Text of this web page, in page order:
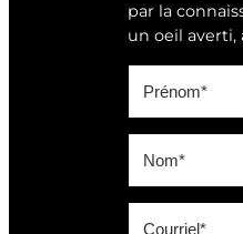
par la
un oeil averti,